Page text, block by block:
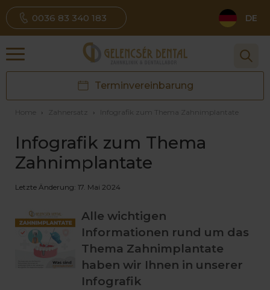
0036 83 340 183 DE
Terminvereinbarung
Home › Zahnersatz › Infografik zum Thema Zahnimplantate
Infografik zum Thema
Zahnimplantate
Letzte Änderung: 17. Mai 2024
Alle wichtigen
Informationen rund um das
Thema Zahnimplantate
haben wir Ihnen in unserer
Infografik